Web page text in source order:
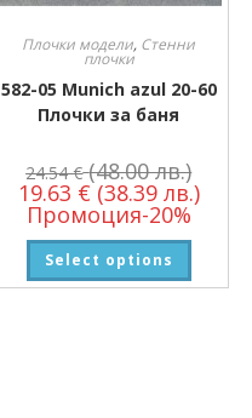
Плочки модели, Стенни
плочки
582-05 Munich azul 20-60
Плочки за баня
24.54€ (48.00 лв.)
19.63 € (38.39 лв.)
Промоция-20%
Select options